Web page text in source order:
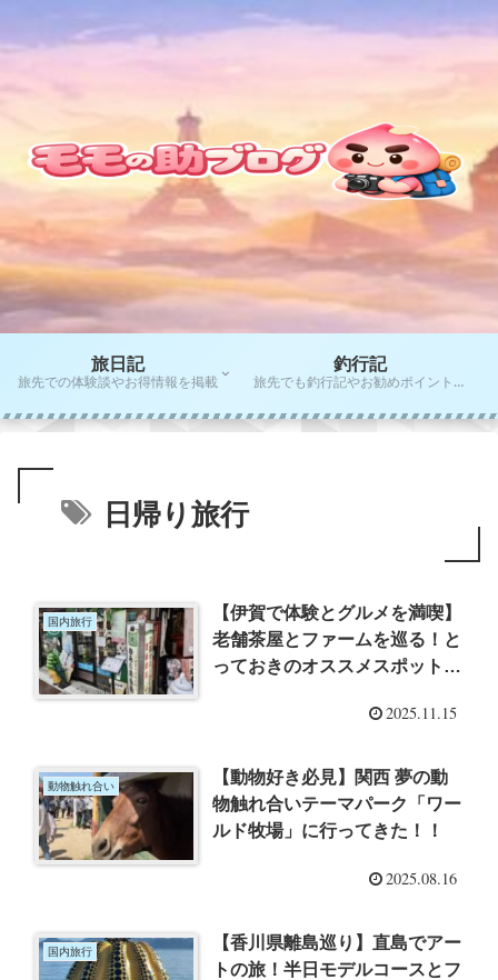
旅日記
旅先での体験談やお得情報を掲載
釣行記
旅先でも釣行記やお勧めポイントをご紹介！！
日帰り旅行
国内旅行
【伊賀で体験とグルメを満喫】
老舗茶屋とファームを巡る！と
っておきのオススメスポットご
2025.11.15
動物触れ合い
【動物好き必見】関西 夢の動
物触れ合いテーマパーク「ワー
ルド牧場」に行ってきた！！
2025.08.16
国内旅行
【香川県離島巡り】直島でアー
トの旅！半日モデルコースとフ